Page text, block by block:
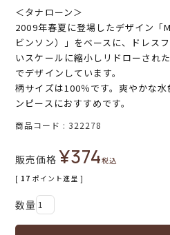
＜タナローン＞
2009年春夏に登場したデザイン
ビンソン）」をベースに、ドレス
いスケールに縮小しリドローされ
でデザインしています。
柄サイズは100％です。爽やかな
ンピースにおすすめです。
商品コード 322278
販売価格 ¥374税込
[ 17 ポイント進呈 ]